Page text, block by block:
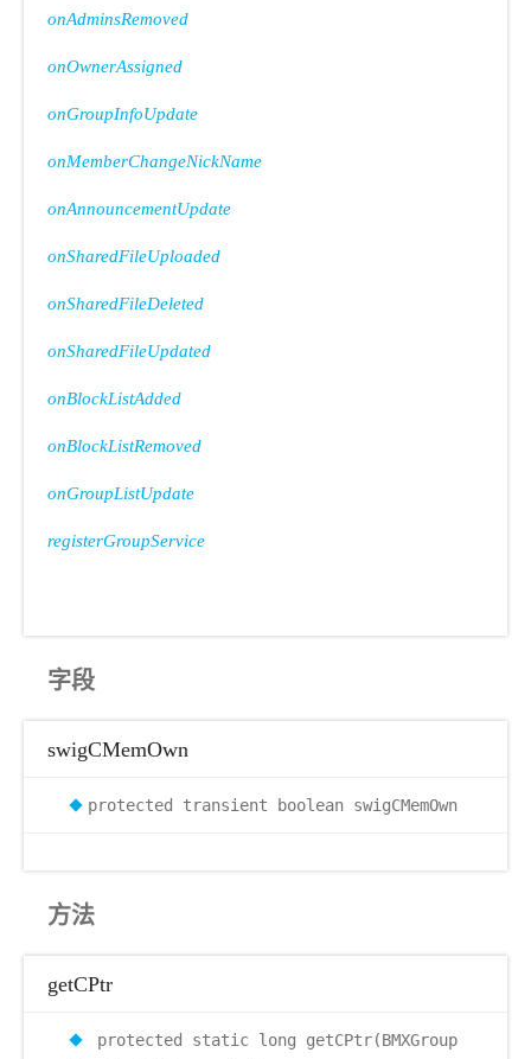
onAdminsRemoved
onOwnerAssigned
onGroupInfoUpdate
onMemberChangeNickName
onAnnouncementUpdate
onSharedFileUploaded
onSharedFileDeleted
onSharedFileUpdated
onBlockListAdded
onBlockListRemoved
onGroupListUpdate
registerGroupService
字段
swigCMemOwn
protected transient boolean swigCMemOwn
方法
getCPtr
protected static long getCPtr(BMXGroup